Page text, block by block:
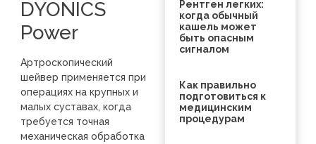
DYONICS
Power
Артроскопический
шейвер применяется при
операциях на крупных и
малых суставах, когда
требуется точная
механическая обработка
Рентген легких:
когда обычный
кашель может
быть опасным
сигналом
Как правильно
подготовиться к
медицинским
процедурам